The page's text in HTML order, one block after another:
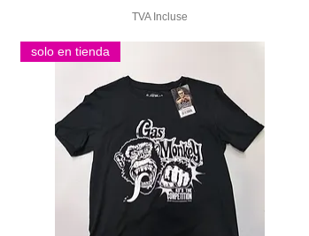
TVA Incluse
solo en tienda